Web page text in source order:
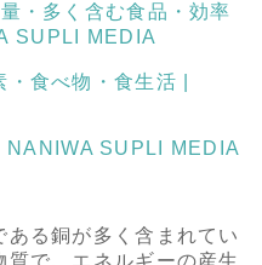
・多く含む食品・効率
SUPLI MEDIA
食べ物・食生活 |
NANIWA SUPLI MEDIA
ある銅が多く含まれてい